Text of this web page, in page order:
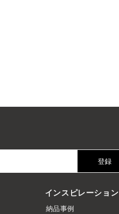
登録
インスピレーション
納品事例